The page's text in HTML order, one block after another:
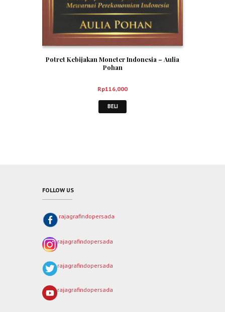
Potret Kebijakan Moneter Indonesia – Aulia
Pohan
Rp116,000
BELI
FOLLOW US
rajagrafindopersada
rajagrafindopersada
rajagrafindopersada
rajagrafindopersada